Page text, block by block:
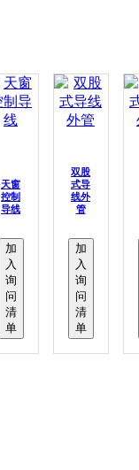
天窗
控制
导线
加
入
询
问
清
单
双股
式导
线外
管
加
入
询
问
清
单